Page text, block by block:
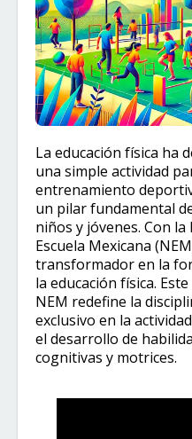
La educación física ha
una simple actividad
entrenamiento
un pilar fundamental
niños y jóvenes. Con
Escuela Mexicana
transformador en la
la educación física.
NEM redefine la
exclusivo en la
el desarrollo de
cognitivas y motrices.